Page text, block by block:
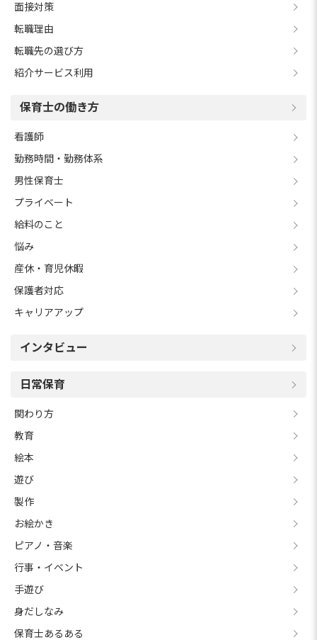
面接対策
転職理由
転職先の選び方
紹介サービス利用
保育士の働き方
看護師
勤務時間・勤務体系
男性保育士
プライベート
給料のこと
悩み
産休・育児休暇
保護者対応
キャリアアップ
インタビュー
日常保育
関わり方
教育
絵本
遊び
製作
お絵かき
ピアノ・音楽
行事・イベント
手遊び
身だしなみ
保育士あるある